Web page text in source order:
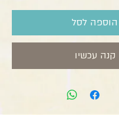
הוספה לסל
קנה עכשיו